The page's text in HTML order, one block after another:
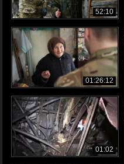
52:10
01:26:12
01:02